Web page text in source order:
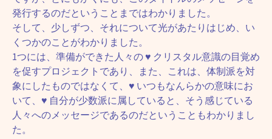
発行するのだということまではわかりました。
そして、少しずつ、それについて光があたりはじめ、い
くつかのことがわかりました。
1つには、準備ができた人々の ♥ クリスタル意識の目覚め
を促すプロジェクトであり、また、これは、体制派を対
象にしたものではなくて、♥ いつもなんらかの意味にお
いて、♥ 自分が少数派に属していると、そう感じている
人々へのメッセージであるのだということもわかりまし
た。